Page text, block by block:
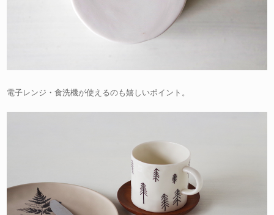
電子レンジ・食洗機が使えるのも嬉しいポイント。